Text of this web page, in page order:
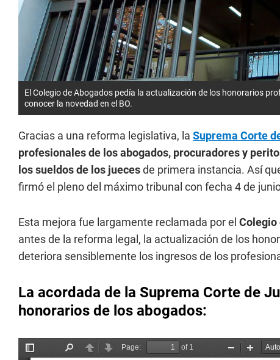
El Colegio de Abogados pedía la actualización de los honorarios
conocer la novedad en el BO.
Gracias a una reforma legislativa, la Suprema Corte
profesionales de los abogados, procuradores y
los sueldos de los juecesde primera instancia. Así
firmó el pleno del máximo tribunal con fecha 4 de
Esta mejora fue largamente reclamada por el Colegio
antes de la reforma legal, la actualización de los
deteriora sensiblemente los ingresos de los
La acordada de la Suprema Corte de
honorarios de los abogados: